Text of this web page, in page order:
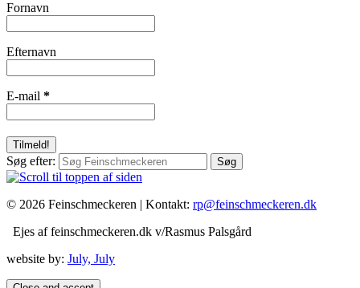
Fornavn
Efternavn
E-mail *
Søg efter:
© 2026 Feinschmeckeren | Kontakt: rp@feinschmeckeren.dk
Ejes af feinschmeckeren.dk v/Rasmus Palsgård
website by: July, July